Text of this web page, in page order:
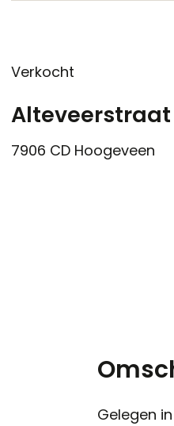
Verkocht
Alteveerstraat
7906 CDHoogeveen
Gelegen